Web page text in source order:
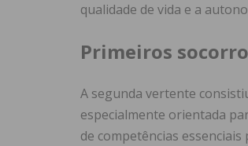
qualidade de vida e a
Primeiros
A segunda vertente
especialmente orientada
de competências